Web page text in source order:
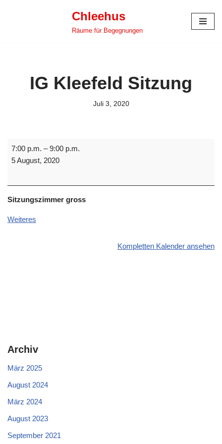
Chleehus
Räume für Begegnungen
IG Kleefeld Sitzung
Juli 3, 2020
7:00 p.m. –9:00 p.m.
5 August, 2020
Sitzungszimmer gross
Weiteres
Kompletten Kalender ansehen
Archiv
März 2025
August 2024
März 2024
August 2023
September 2021